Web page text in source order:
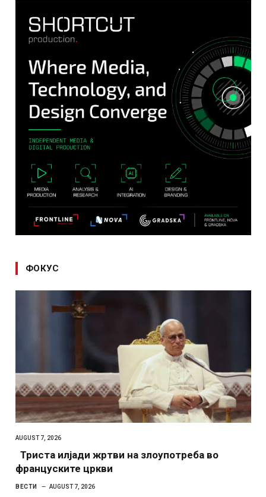
ФОКУС
AUGUST 7, 2026
Триста илјади жртви на злоупотреба во
француските цркви
ВЕСТИ AUGUST 7, 2026